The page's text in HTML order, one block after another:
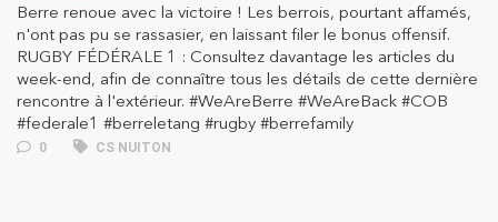
Berre renoue avec la victoire ! Les berrois, pourtant affamés,
n'ont pas pu se rassasier, en laissant filer le bonus offensif.
RUGBY FÉDÉRALE 1 : Consultez davantage les articles du
week-end, afin de connaître tous les détails de cette dernière
rencontre à l'extérieur. #WeAreBerre #WeAreBack #COB
#federale1 #berreletang #rugby #berrefamily
0 CS NUITON